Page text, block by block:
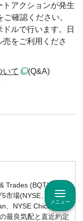
メニュー
アクションが発生
ご確認ください。
ルで行います。日
をご利用くださ
いて (Q&A)
Trades (BQT)」を採
市場(NYSE、NYSE
、NYSE Chicago、N
最良気配と直近約定